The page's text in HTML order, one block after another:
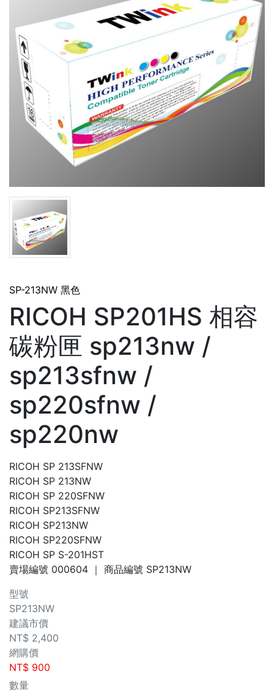
SP-213NW 黑色
RICOH SP201HS 相容
碳粉匣 sp213nw /
sp213sfnw /
sp220sfnw /
sp220nw
RICOH SP 213SFNW
RICOH SP 213NW
RICOH SP 220SFNW
RICOH SP213SFNW
RICOH SP213NW
RICOH SP220SFNW
RICOH SP S-201HST
賣場編號 000604 ｜ 商品編號 SP213NW
型號
SP213NW
建議市價
NT$ 2,400
網購價
NT$ 900
數量